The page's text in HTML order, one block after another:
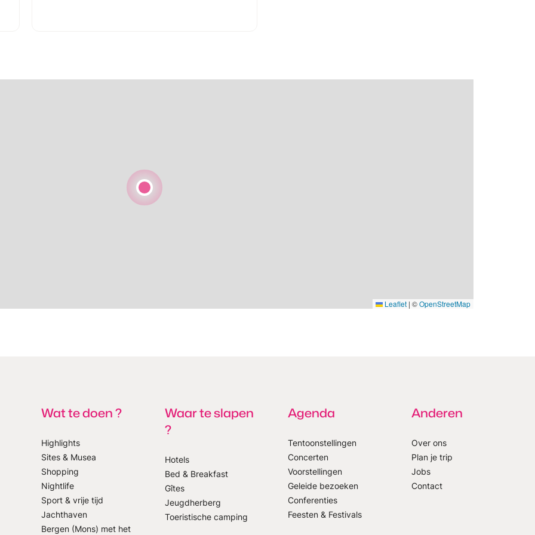
Leaflet | ©OpenStreetMap
onze nieuwsbrief
Wat te doen ?
Highlights
Sites & Musea
Shopping
Nightlife
Sport & vrije tijd
Jachthaven
Bergen (Mons) met het
Waar te slapen
?
Hotels
Bed & Breakfast
Gîtes
Jeugdherberg
Toeristische camping
Agenda
Tentoonstellingen
Concerten
Voorstellingen
Geleide bezoeken
Conferenties
Feesten & Festivals
Anderen
Over ons
Plan je trip
Jobs
Contact